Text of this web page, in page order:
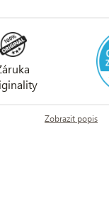
Zobrazit popis